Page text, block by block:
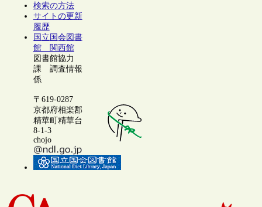
検索の方法
サイトの更新
履歴
国立国会図書
館 関西館
図書館協力
課 調査情報
係
〒619-0287
京都府相楽郡
精華町精華台
8-1-3
chojo